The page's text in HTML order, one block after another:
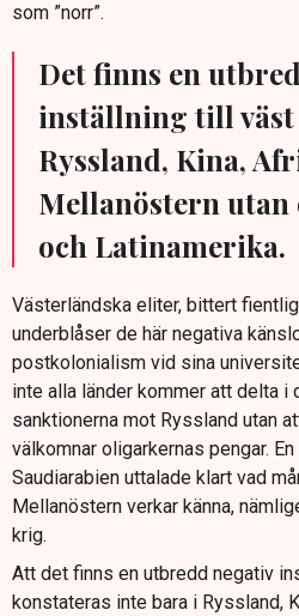
som ”norr”.
Det finns en
inställning till
Ryssland, Kina,
Mellanöstern utan
och Latinamerika.
Västerländska eliter, bittert
underblåser de här negativa
postkolonialism vid sina
inte alla länder kommer att delta i
sanktionerna mot Ryssland utan
välkomnar oligarkernas pengar.
Saudiarabien uttalade klart vad
Mellanöstern verkar känna,
krig.
Att det finns en utbredd negativ
konstateras inte bara i Ryssland,